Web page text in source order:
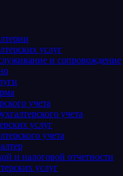
услуг
и сопровождение
учета
учета
услуг
учета
и налоговой отчетности
услуг